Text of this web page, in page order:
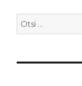
Otsi: